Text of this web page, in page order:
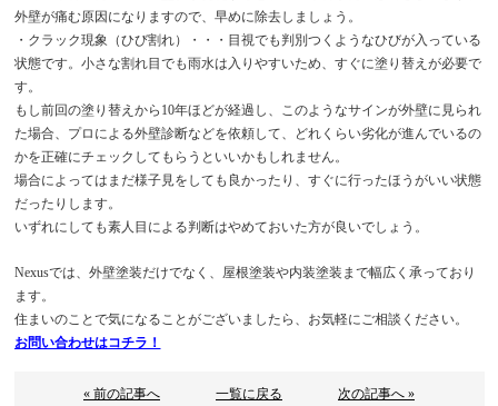
外壁が痛む原因になりますので、早めに除去しましょう。
・クラック現象（ひび割れ）・・・目視でも判別つくようなひびが入っている
状態です。小さな割れ目でも雨水は入りやすいため、すぐに塗り替えが必要で
す。
もし前回の塗り替えから10年ほどが経過し、このようなサインが外壁に見られ
た場合、プロによる外壁診断などを依頼して、どれくらい劣化が進んでいるの
かを正確にチェックしてもらうといいかもしれません。
場合によってはまだ様子見をしても良かったり、すぐに行ったほうがいい状態
だったりします。
いずれにしても素人目による判断はやめておいた方が良いでしょう。
Nexusでは、外壁塗装だけでなく、屋根塗装や内装塗装まで幅広く承っており
ます。
住まいのことで気になることがございましたら、お気軽にご相談ください。
お問い合わせはコチラ！
« 前の記事へ 一覧に戻る 次の記事へ »